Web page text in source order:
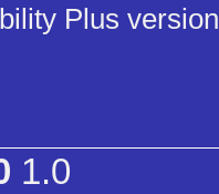
Plus
1.0